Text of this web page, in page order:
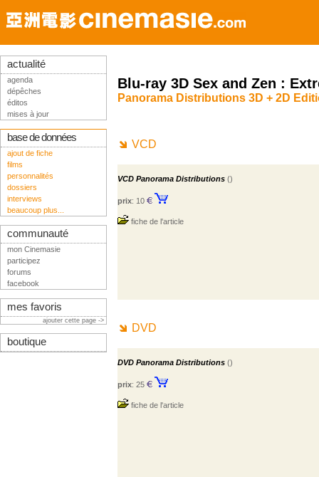
Blu-ray 3D Sex and Zen :
Panorama Distributions 3D + 2D
VCD
VCD Panorama Distributions ()
prix: 10
fiche de l'article
DVD
DVD Panorama Distributions ()
prix: 25
fiche de l'article
actualité
agenda
dépêches
éditos
mises à jour
base de données
ajout de fiche
films
personnalités
dossiers
interviews
beaucoup plus...
communauté
mon Cinemasie
participez
forums
facebook
mes favoris
ajouter cette page ->
boutique